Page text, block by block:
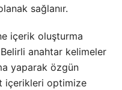
sağlanır.
içerik oluşturma
anahtar kelimeler
yaparak özgün
içerikleri optimize